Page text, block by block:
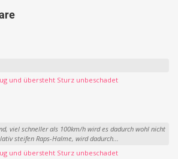
und übersteht Sturz unbeschadet
viel schneller als 100km/h wird es dadurch wohl nicht
steifen Raps-Halme, wird dadurch...
und übersteht Sturz unbeschadet